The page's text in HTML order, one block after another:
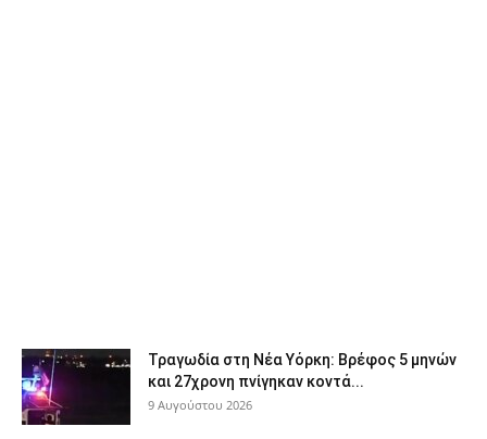
Τραγωδία στη Νέα Υόρκη: Βρέφος 5 μηνών
και 27χρονη πνίγηκαν κοντά...
9 Αυγούστου 2026